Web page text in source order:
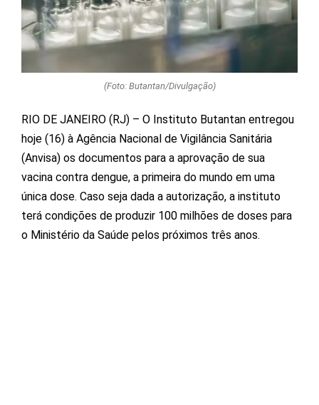
(Foto: Butantan/Divulgação)
RIO DE JANEIRO (RJ) – O Instituto Butantan entregou
hoje (16) à Agência Nacional de Vigilância Sanitária
(Anvisa) os documentos para a aprovação de sua
vacina contra dengue, a primeira do mundo em uma
única dose. Caso seja dada a autorização, a instituto
terá condições de produzir 100 milhões de doses para
o Ministério da Saúde pelos próximos três anos.